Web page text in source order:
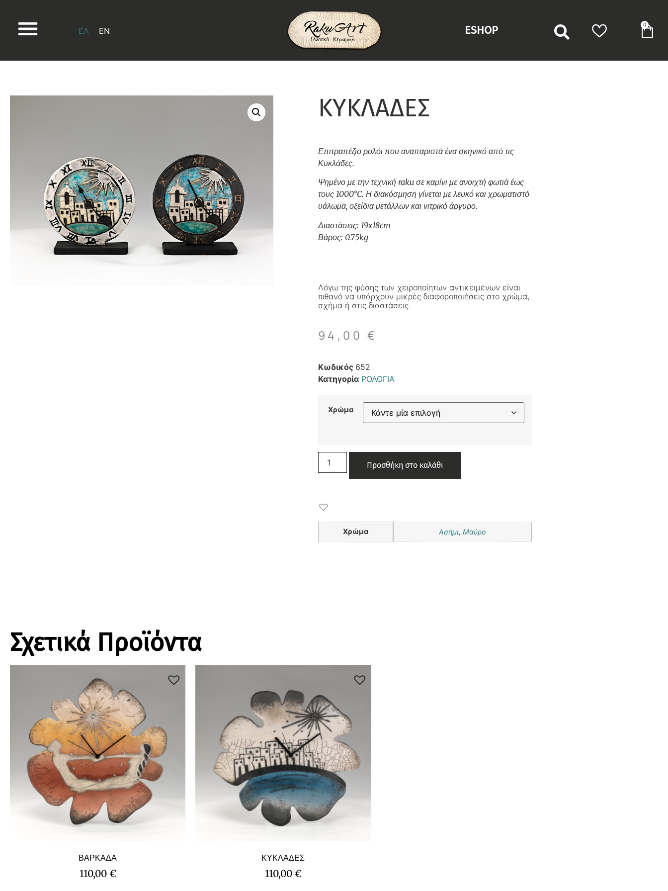
EN
ΕΛ ESHOP 0
ΚΥΚΛΑΔΕΣ
Επιτραπέζιο ρολόι που αναπαριστά ένα σκηνικό από τις
Κυκλάδες.
Ψημένο με την τεχνική raku σε καμίνι με ανοιχτή φωτιά έως
τους 1000°C. Η διακόσμηση γίνεται με λευκό και χρωματιστό
υάλωμα, οξείδια μετάλλων και νιτρικό άργυρο.
Διαστάσεις: 19x18cm
Βάρος: 0.75kg
Λόγω της φύσης των χειροποίητων αντικειμένων είναι
πιθανό να υπάρχουν μικρές διαφοροποιήσεις στο χρώμα,
σχήμα ή στις διαστάσεις.
94,00€
Κωδικός 652
Κατηγορία ΡΟΛΟΓΙΑ
Χρώμα
Προσθήκη στο καλάθι
Χρώμα Ασήμι, Μαύρο
Σχετικά Προϊόντα
ΒΑΡΚΑΔΑ
110,00 €
ΚΥΚΛΑΔΕΣ
110,00 €